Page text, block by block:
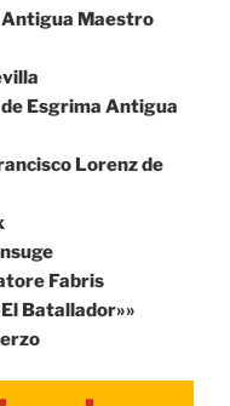
Antigua Maestro
de Esgrima Antigua
Lorenz de
Fabris
Batallador»»